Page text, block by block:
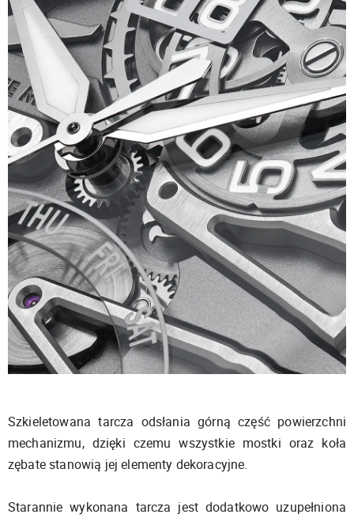
Szkieletowana tarcza odsłania górną część powierzchni
mechanizmu, dzięki czemu wszystkie mostki oraz koła
zębate stanowią jej elementy dekoracyjne.
Starannie wykonana tarcza jest dodatkowo uzupełniona